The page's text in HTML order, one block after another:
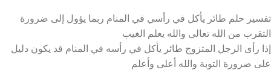
تفسير حلم طائر يأكل في رأسي في المنام ربما يؤول إلى ضرورة
التقرب من الله تعالى والله يعلم الغيب
إذا رأى الرجل المتزوج طائر يأكل في رأسه في المنام قد يكون دليل
على ضرورة التوبة والله أعلى وأعلم